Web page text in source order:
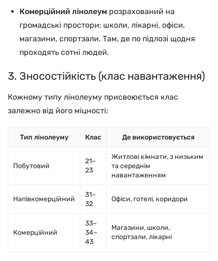
Комерційний лінолеум розрахований на
громадські простори: школи, лікарні, офіси,
магазини, спортзали. Там, де по підлозі щодня
проходять сотні людей.
3. Зносостійкість (клас навантаження)
Кожному типу лінолеуму присвоюється клас
залежно від його міцності:
Тип лінолеуму Клас Де використовується
Побутовий
21–
23
Житлові кімнати, з низьким
та середнім
навантаженням
Напівкомерційний
31–
32
Офіси, готелі, коридори
Комерційний
33–
34–
43
Магазини, школи,
спортзали, лікарні